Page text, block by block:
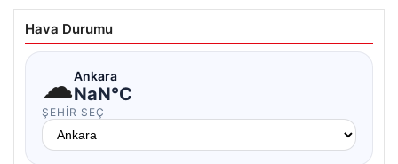
Hava Durumu
☁Ankara
NaN°C
ŞEHIR SEÇ